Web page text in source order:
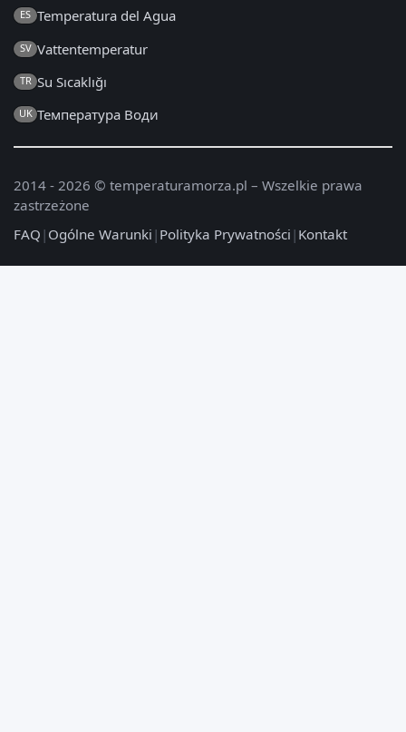
ES Temperatura del Agua
SV Vattentemperatur
TR Su Sıcaklığı
UK Температура Води
2014 - 2026 © temperaturamorza.pl – Wszelkie prawa
zastrzeżone
FAQ | Ogólne Warunki | Polityka Prywatności | Kontakt